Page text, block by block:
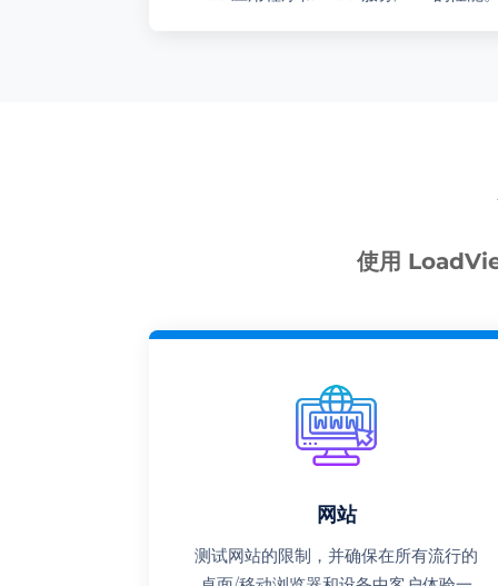
使用
网站
测试网站的限制，并确保在所有流行的